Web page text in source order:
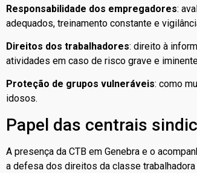
Responsabilidade dos empregadores:
adequados, treinamento constante e
Direitos dos trabalhadores: direito à
atividades em caso de risco grave e
Proteção de grupos vulneráveis: como
idosos.
Papel das centrais
A presença da CTB em Genebra e o
a defesa dos direitos da classe